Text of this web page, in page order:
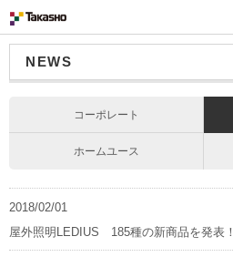
NEWS
コーポレート
ホームユース
2018/02/01
屋外照明LEDIUS 185種の新商品を発表！